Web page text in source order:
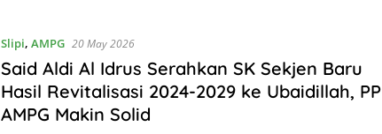
Slipi,AMPG 20 May 2026
Said Aldi Al Idrus Serahkan SK Sekjen Baru
Hasil Revitalisasi 2024-2029 ke Ubaidillah, PP
AMPG Makin Solid